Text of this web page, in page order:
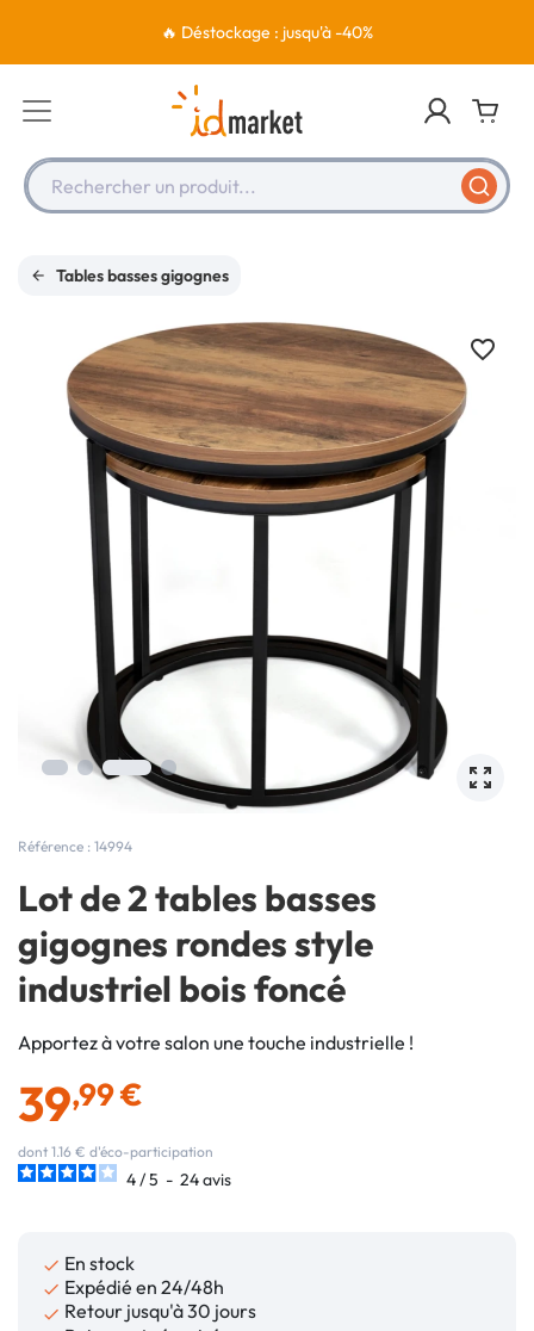
🔥 Déstockage : jusqu'à -40%
Rechercher un produit...
Tables basses gigognes
Référence : 14994
Lot de 2 tables basses
gigognes rondes style
industriel bois foncé
Apportez à votre salon une touche industrielle !
39,99 €
dont 1.16 € d'éco-participation
4/5 - 24avis
 En stock
 Expédié en 24/48h
 Retour jusqu'à 30 jours
favorite_border